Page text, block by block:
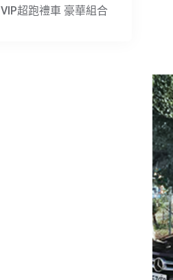
VIP超跑禮車 豪華組合